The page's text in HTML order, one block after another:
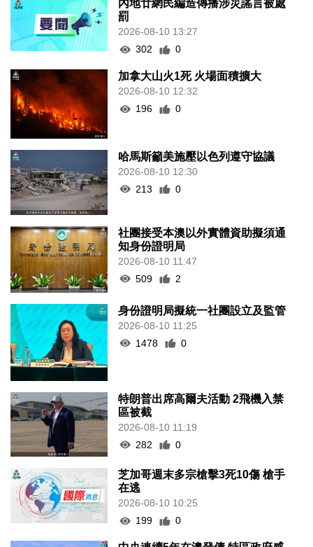
內地廿網民編造傳播涉災謠言被處
罰
2026-08-10 13:27
302
0
加拿大山火1死 火場面積擴大
2026-08-10 12:32
196
0
哈馬斯籲美施壓以色列遵守協議
2026-08-10 12:30
213
0
社團接受本澳以外實體資助擬須通
知身份證明局
2026-08-10 11:47
509
2
身份證明局擬統一社團設立及監管
2026-08-10 11:25
1478
0
特朗普出席高爾夫活動 2飛機入禁
區被截
2026-08-10 11:19
282
0
芝加哥週末多宗槍擊3死10傷 槍手
在逃
2026-08-10 10:25
199
0